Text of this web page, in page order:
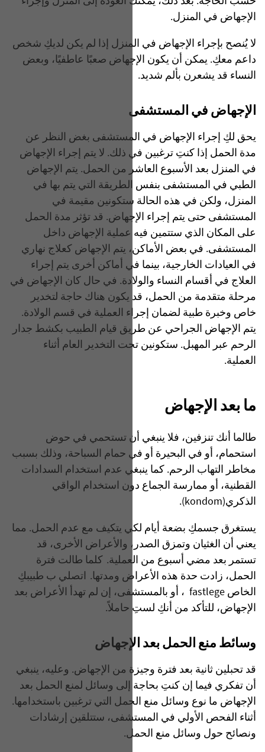
الإجهاض في المنزل.
لا يُنصح بإجراء الإجهاض في المنزل إذا لم يكن لديكِ شخص
داعم معكِ. يمكن أن يكون الإجهاض صعبًا عاطفيًا، وبعض
النساء قد يشعرن بألم شديد.
الإجهاض في المستشفى
يحق لكِ إجراء الإجهاض في المستشفى بغض النظر عن
مدة الحمل إذا كنتِ ترغبين في ذلك. لا يتم إجراء الإجهاض
في المنزل بعد الأسبوع العاشر من الحمل. يتم الإجهاض
الطبي في المستشفى بنفس الطريقة التي يتم بها في
المنزل، ولكن في هذه الحالة ستكونين مقيمة في
المستشفى حتى يتم إجراء الإجهاض. قد تؤثر مدة الحمل
على المكان الذي ستتمين فيه عملية الإجهاض داخل
المستشفى. في بعض الأماكن، يتم الإجهاض كعلاج نهاري
في العيادات الخارجية، بينما في أماكن أخرى يتم إجراء
العلاج في أقسام النساء والولادة. في حال كان الإجهاض في
مرحلة متقدمة من الحمل، قد يكون هناك حاجة لتخدير
خاص وخبرة طبية لضمان إجراء العملية في قسم الولادة.
يتم الإجهاض الجراحي عن طريق قيام الطبيب بكشط جدار
الرحم عبر المهبل. ستكونين تحت التخدير العام أثناء
العملية.
ما بعد الإجهاض
طالما أنك تنزفين، فلا ينبغي أن تستحمي في حوض
استحمام، أو في البحيرة أو في حمام السباحة، وذلك بسبب
مخاطر التهاب الرحم. كما ينبغي عدم استخدام السدادات
القطنية، أو ممارسة الجماع دون استخدام الواقي
الذكري(kondom).
يستغرق جسمكِ بضعة أيام لكي يتكيف مع عدم الحمل. مما
يعني أن الغثيان وتمزق الصدر، والأعراض الأخرى، قد
تستمر بعد مضي أسبوع من العملية. كلما طالت فترة
الحمل، زادت حدة هذه الأعراض ومدتها. اتصلي ب طبيبكِ
الخاص fastlege ، أو بالمستشفى، إن لم تهدأ الأعراض بعد
الإجهاض، للتأكد من أنكِ لستِ حاملاً.
وسائط منع الحمل بعد الإجهاض
قد تحبلين ثانية بعد فترة وجيزة من الإجهاض. وعليه، ينبغي
أن تفكري فيما إن كنتِ بحاجة إلى وسائل لمنع الحمل بعد
الإجهاض ما نوع وسائل منع الحمل التي ترغبين باستخدامها.
أثناء الفحص الأولي في المستشفى، ستتلقين إرشادات
ونصائح حول وسائل منع الحمل.